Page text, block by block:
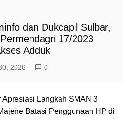
dan Dukcapil Sulbar,
17/2023
Adduk
2026 0